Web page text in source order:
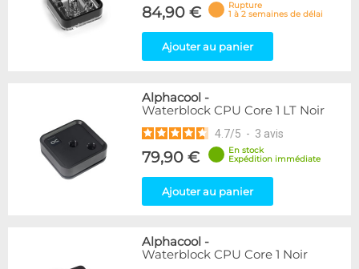
84,90 €
Rupture
1 à 2 semaines de délai
Ajouter au panier
Alphacool -
Waterblock CPU Core 1 LT Noir
4.7/5 - 3 avis
79,90 €
En stock
Expédition immédiate
Ajouter au panier
Alphacool -
Waterblock CPU Core 1 Noir